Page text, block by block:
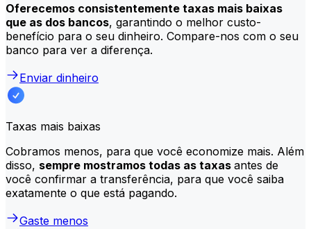
Oferecemos consistentemente taxas mais baixas
que as dos bancos, garantindo o melhor custo-
benefício para o seu dinheiro. Compare-nos com o seu
banco para ver a diferença.
Enviar dinheiro
Taxas mais baixas
Cobramos menos, para que você economize mais. Além
disso, sempre mostramos todas as taxas antes de
você confirmar a transferência, para que você saiba
exatamente o que está pagando.
Gaste menos